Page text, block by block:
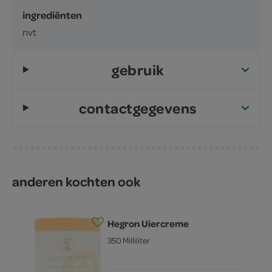
ingrediënten
nvt
gebruik
contactgegevens
anderen kochten ook
Hegron Uiercreme
350 Milliliter